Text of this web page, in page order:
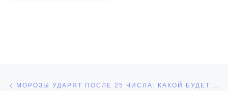
Навигация по записям МОРОЗЫ УДАРЯТ ПОСЛЕ 25 ЧИСЛА: КАКОЙ БУДЕТ ПОГОДА В ОКТЯБРЕ 2024 В ВОЛГОГРАДЕ И ОБЛАСТИ